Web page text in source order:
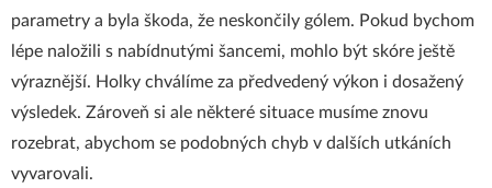
parametry a byla škoda, že neskončily gólem. Pokud bychom
lépe naložili s nabídnutými šancemi, mohlo být skóre ještě
výraznější. Holky chválíme za předvedený výkon i dosažený
výsledek. Zároveň si ale některé situace musíme znovu
rozebrat, abychom se podobných chyb v dalších utkáních
vyvarovali.